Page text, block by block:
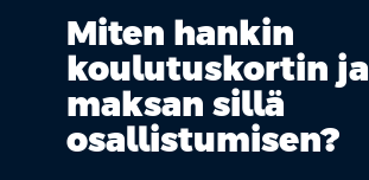
Miten hankin
koulutuskortin ja
maksan sillä
osallistumisen?